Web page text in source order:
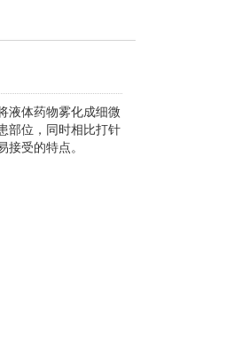
液体药物雾化成细微
部位，同时相比打针
接受的特点。